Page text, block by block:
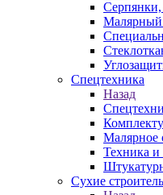
Серпянки,
Малярный
Спецтехника
Назад
Малярное
Техника
Сухие